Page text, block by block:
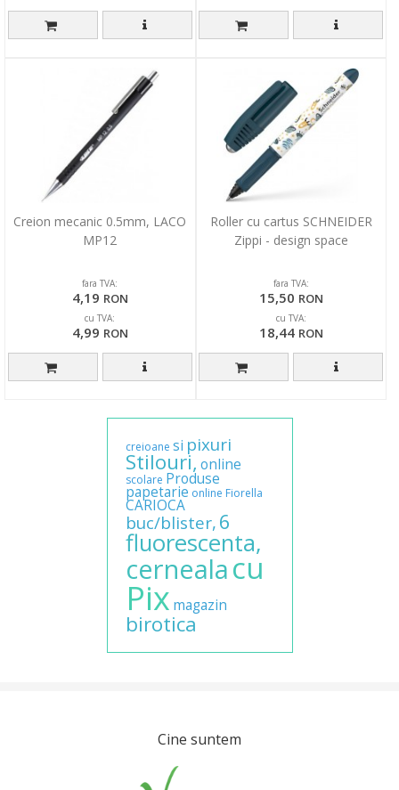
Creion mecanic 0.5mm, LACO
MP12
fara TVA:
4,19 RON
cu TVA:
4,99 RON
Roller cu cartus SCHNEIDER
Zippi - design space
fara TVA:
15,50 RON
cu TVA:
18,44 RON
creioane si pixuri
Stilouri, online
scolare Produse
papetarie online Fiorella
CARIOCA
buc/blister,6
fluorescenta,
cernealacu
Pix magazin
birotica
Cine suntem